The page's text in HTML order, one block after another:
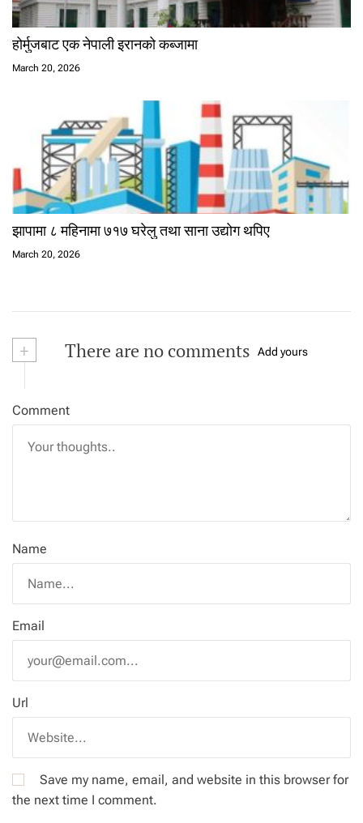
होर्मुजबाट एक नेपाली इरानको कब्जामा
March 20, 2026
झापामा ८ महिनामा ७१७ घरेलु तथा साना उद्योग थपिए
March 20, 2026
+ There are no comments Add yours
Comment
Name
Email
Url
Save my name, email, and website in this browser for
the next time I comment.